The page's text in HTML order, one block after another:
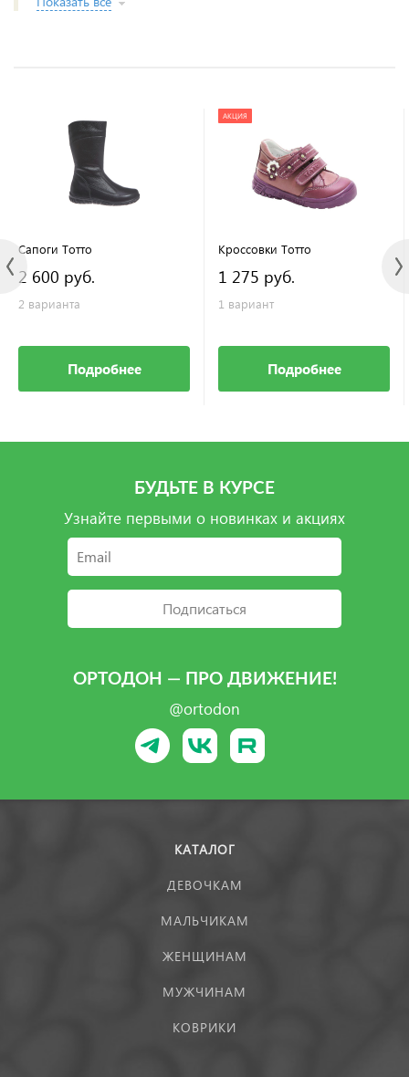
Сапоги Тотто
2 600 руб.
2 варианта
Подробнее
АКЦИЯ
Кроссовки Тотто
1 275 руб.
1 вариант
Подробнее
БУДЬТЕ В КУРСЕ
Узнайте первыми о новинках и акциях
Подписаться
ОРТОДОН — ПРО ДВИЖЕНИЕ!
@ortodon
КАТАЛОГ
ДЕВОЧКАМ
МАЛЬЧИКАМ
ЖЕНЩИНАМ
МУЖЧИНАМ
КОВРИКИ